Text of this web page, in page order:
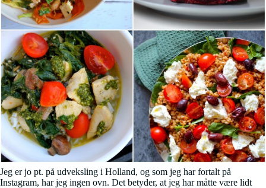
Jeg er jo pt. på udveksling i Holland, og som jeg har fortalt på
Instagram, har jeg ingen ovn. Det betyder, at jeg har måtte være lidt